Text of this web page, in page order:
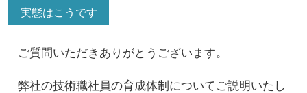
実態はこうです
ご質問いただきありがとうございます。
弊社の技術職社員の育成体制についてご説明いたし